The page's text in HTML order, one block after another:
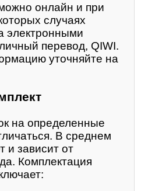
онлайн и при
случаях
электронными
перевод, QIWI.
уточняйте на
на определенные
В среднем
и зависит от
Комплектация